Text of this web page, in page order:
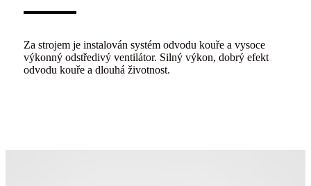
Za strojem je instalován systém odvodu kouře a vysoce
výkonný odstředivý ventilátor. Silný výkon, dobrý efekt
odvodu kouře a dlouhá životnost.